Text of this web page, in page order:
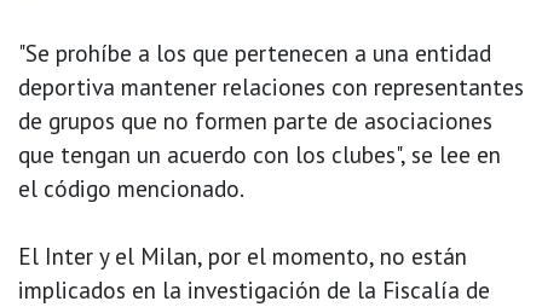
"Se prohíbe a los que pertenecen a una entidad
deportiva mantener relaciones con representantes
de grupos que no formen parte de asociaciones
que tengan un acuerdo con los clubes", se lee en
el código mencionado.
El Inter y el Milan, por el momento, no están
implicados en la investigación de la Fiscalía de